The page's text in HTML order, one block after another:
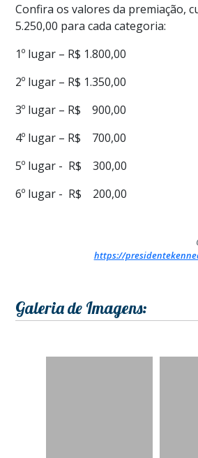
Confira os valores da premiação,
5.250,00 para cada categoria:
1º lugar – R$ 1.800,00
2º lugar – R$ 1.350,00
3º lugar – R$ 900,00
4º lugar – R$ 700,00
5º lugar - R$ 300,00
6º lugar - R$ 200,00
https://
Galeria de Imagens: